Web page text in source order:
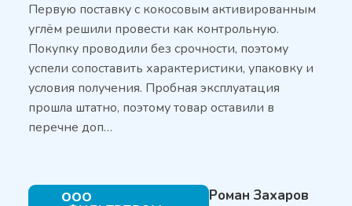
Первую поставку с кокосовым активированным
углём решили провести как контрольную.
Покупку проводили без срочности, поэтому
успели сопоставить характеристики, упаковку и
условия получения. Пробная эксплуатация
прошла штатно, поэтому товар оставили в
перечне доп…
ООО Роман Захаров